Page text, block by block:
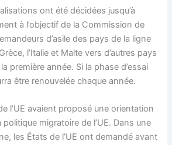
ont été décidées jusqu’à
à l’objectif de la Commission de
d’asile des pays de la ligne
l’Italie et Malte vers d’autres pays
première année. Si la phase d’essai
être renouvelée chaque année.
l’UE avaient proposé une orientation
migratoire de l’UE. Dans une
les États de l’UE ont demandé avant